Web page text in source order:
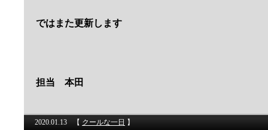
ではまた更新します
担当 本田
2020.01.13 【 クールな一日 】